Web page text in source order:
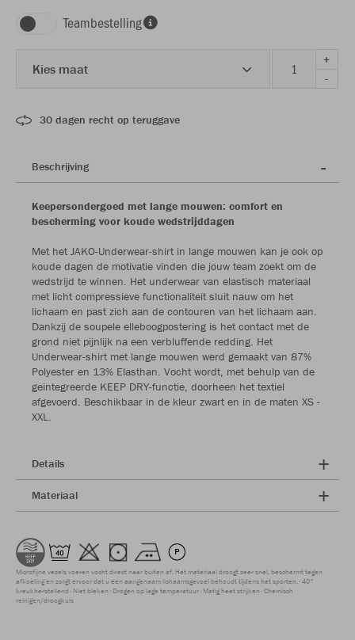
Teambestelling
Kies maat
+
-
30 dagen recht op teruggave
Beschrijving
Keepersondergoed met lange mouwen: comfort en
bescherming voor koude wedstrijddagen
Met het JAKO-Underwear-shirt in lange mouwen kan je ook op
koude dagen de motivatie vinden die jouw team zoekt om de
wedstrijd te winnen. Het underwear van elastisch materiaal
met licht compressieve functionaliteit sluit nauw om het
lichaam en past zich aan de contouren van het lichaam aan.
Dankzij de soupele elleboogpostering is het contact met de
grond niet pijnlijk na een verbluffende redding. Het
Underwear-shirt met lange mouwen werd gemaakt van 87%
Polyester en 13% Elasthan. Vocht wordt, met behulp van de
geintegreerde KEEP DRY-functie, doorheen het textiel
afgevoerd. Beschikbaar in de kleur zwart en in de maten XS -
XXL.
Details
Materiaal
Microfijne vezels voeren vocht direct naar buiten af. Het materiaal droogt zeer snel, beschermt tegen
afkoeling en zorgt ervoor dat u een aangenaam lichaamsgevoel behoudt tijdens het sporten. 40°
kreukherstellend Niet bleken Drogen op lage temperatuur Matig heet strijken Chemisch
reinigen/droogkuis